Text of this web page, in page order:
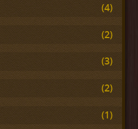
(4)
(2)
(3)
(2)
(1)